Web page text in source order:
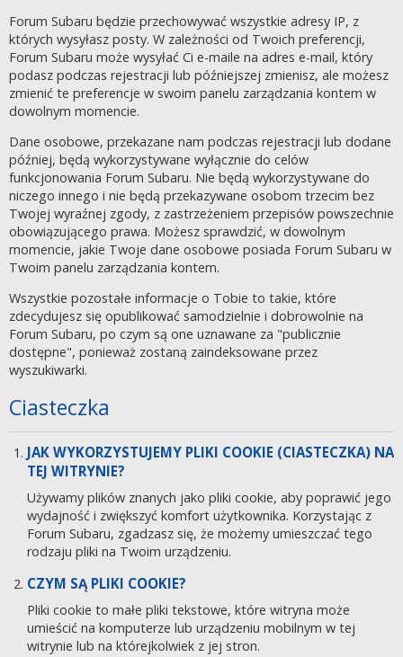
Forum Subaru będzie przechowywać wszystkie adresy IP, z
których wysyłasz posty. W zależności od Twoich preferencji,
Forum Subaru może wysyłać Ci e-maile na adres e-mail, który
podasz podczas rejestracji lub późniejszej zmienisz, ale możesz
zmienić te preferencje w swoim panelu zarządzania kontem w
dowolnym momencie.
Dane osobowe, przekazane nam podczas rejestracji lub dodane
później, będą wykorzystywane wyłącznie do celów
funkcjonowania Forum Subaru. Nie będą wykorzystywane do
niczego innego i nie będą przekazywane osobom trzecim bez
Twojej wyraźnej zgody, z zastrzeżeniem przepisów powszechnie
obowiązującego prawa. Możesz sprawdzić, w dowolnym
momencie, jakie Twoje dane osobowe posiada Forum Subaru w
Twoim panelu zarządzania kontem.
Wszystkie pozostałe informacje o Tobie to takie, które
zdecydujesz się opublikować samodzielnie i dobrowolnie na
Forum Subaru, po czym są one uznawane za "publicznie
dostępne", ponieważ zostaną zaindeksowane przez
wyszukiwarki.
Ciasteczka
JAK WYKORZYSTUJEMY PLIKI COOKIE (CIASTECZKA) NA
TEJ WITRYNIE?
Używamy plików znanych jako pliki cookie, aby poprawić jego
wydajność i zwiększyć komfort użytkownika. Korzystając z
Forum Subaru, zgadzasz się, że możemy umieszczać tego
rodzaju pliki na Twoim urządzeniu.
CZYM SĄ PLIKI COOKIE?
Pliki cookie to małe pliki tekstowe, które witryna może
umieścić na komputerze lub urządzeniu mobilnym w tej
witrynie lub na którejkolwiek z jej stron.